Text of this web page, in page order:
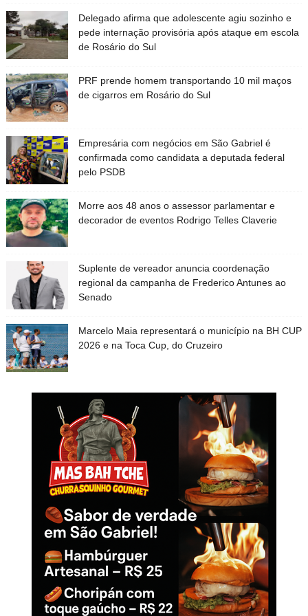
Delegado afirma que adolescente agiu sozinho e
pede internação provisória após ataque em escola
de Rosário do Sul
PRF prende homem transportando 10 mil maços
de cigarros em Rosário do Sul
Empresária com negócios em São Gabriel é
confirmada como candidata a deputada federal
pelo PSDB
Morre aos 48 anos o assessor parlamentar e
decorador de eventos Rodrigo Telles Claverie
Suplente de vereador anuncia coordenação
regional da campanha de Frederico Antunes ao
Senado
Marcelo Maia representará o município na BH CUP
2026 e na Toca Cup, do Cruzeiro